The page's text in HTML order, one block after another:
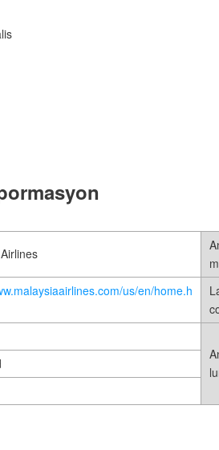
us/en/home.h